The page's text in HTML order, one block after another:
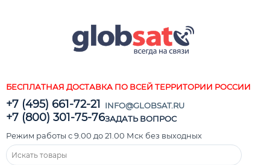
БЕСПЛАТНАЯ ДОСТАВКА ПО ВСЕЙ ТЕРРИТОРИИ РОССИИ
+7 (495) 661-72-21
+7 (800) 301-75-76
INFO@GLOBSAT.RU
ЗАДАТЬ ВОПРОС
Режим работы с 9.00 до 21.00 Мск без выходных